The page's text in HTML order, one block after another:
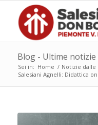
Blog - Ultime notizie
Sei in: Home / Notizie dalle
Salesiani Agnelli: Didattica